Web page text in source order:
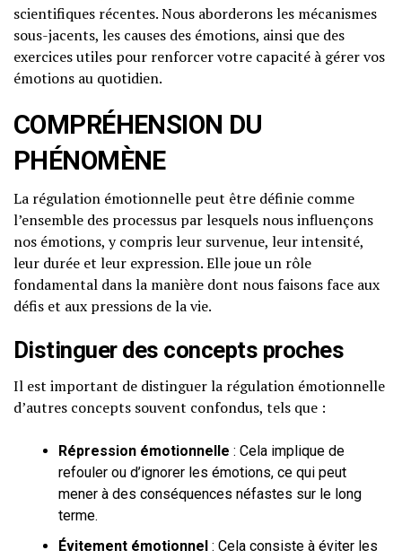
scientifiques récentes. Nous aborderons les mécanismes
sous-jacents, les causes des émotions, ainsi que des
exercices utiles pour renforcer votre capacité à gérer vos
émotions au quotidien.
COMPRÉHENSION DU
PHÉNOMÈNE
La régulation émotionnelle peut être définie comme
l’ensemble des processus par lesquels nous influençons
nos émotions, y compris leur survenue, leur intensité,
leur durée et leur expression. Elle joue un rôle
fondamental dans la manière dont nous faisons face aux
défis et aux pressions de la vie.
Distinguer des concepts proches
Il est important de distinguer la régulation émotionnelle
d’autres concepts souvent confondus, tels que :
Répression émotionnelle : Cela implique de
refouler ou d’ignorer les émotions, ce qui peut
mener à des conséquences néfastes sur le long
terme.
Évitement émotionnel : Cela consiste à éviter les